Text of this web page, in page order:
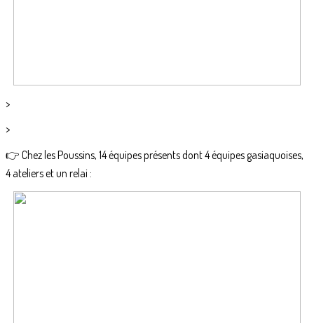
>
>
👉 Chez les Poussins, 14 équipes présents dont 4 équipes gasiaquoises,
4 ateliers et un relai :